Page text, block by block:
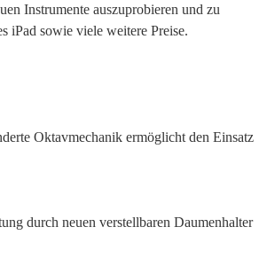
Instrumente auszuprobieren und zu
iPad sowie viele weitere Preise.
Oktavmechanik ermöglicht den Einsatz
durch neuen verstellbaren Daumenhalter